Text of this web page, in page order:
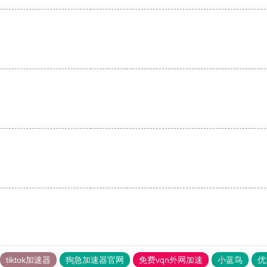
tiktok加速器 狗急加速器官网 免费vqn外网加速 小蓝鸟